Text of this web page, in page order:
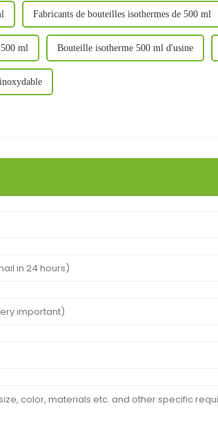
Fabricants de bouteilles isothermes de 500 ml
ml Bouteille isotherme 500 ml d'usine